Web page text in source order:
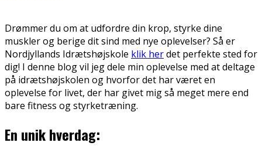
Drømmer du om at udfordre din krop, styrke dine
muskler og berige dit sind med nye oplevelser? Så er
Nordjyllands Idrætshøjskole klik herdet perfekte sted for
dig! I denne blog vil jeg dele min oplevelse med at deltage
på idrætshøjskolen og hvorfor det har været en
oplevelse for livet, der har givet mig så meget mere end
bare fitness og styrketræning.
En unik hverdag: